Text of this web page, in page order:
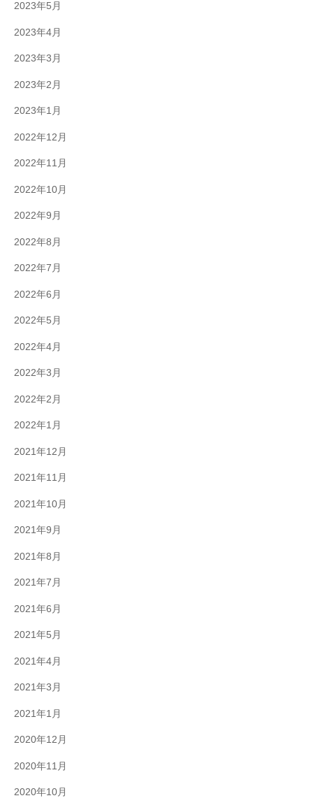
2023年5月
2023年4月
2023年3月
2023年2月
2023年1月
2022年12月
2022年11月
2022年10月
2022年9月
2022年8月
2022年7月
2022年6月
2022年5月
2022年4月
2022年3月
2022年2月
2022年1月
2021年12月
2021年11月
2021年10月
2021年9月
2021年8月
2021年7月
2021年6月
2021年5月
2021年4月
2021年3月
2021年1月
2020年12月
2020年11月
2020年10月